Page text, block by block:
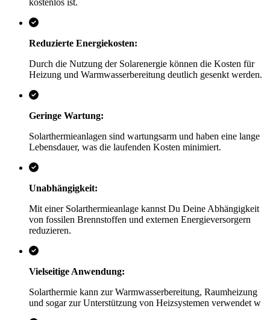
kostenlos ist.
Reduzierte Energiekosten:
Durch die Nutzung der Solarenergie können die Kosten für
Heizung und Warmwasserbereitung deutlich gesenkt werden.
Geringe Wartung:
Solarthermieanlagen sind wartungsarm und haben eine lange
Lebensdauer, was die laufenden Kosten minimiert.
Unabhängigkeit:
Mit einer Solarthermieanlage kannst Du Deine Abhängigkeit
von fossilen Brennstoffen und externen Energieversorgern
reduzieren.
Vielseitige Anwendung:
Solarthermie kann zur Warmwasserbereitung, Raumheizung
und sogar zur Unterstützung von Heizsystemen verwendet w